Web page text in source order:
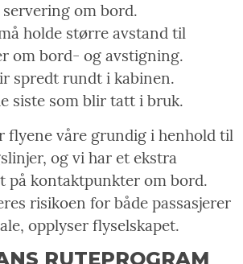
om bord.
holde større avstand til
om bord- og avstigning.
spredt rundt i kabinen.
siste som blir tatt i bruk.
flyene våre grundig i henhold til
og vi har et ekstra
på kontaktpunkter om bord.
risikoen for både passasjerer
opplyser flyselskapet.
RUTEPROGRAM